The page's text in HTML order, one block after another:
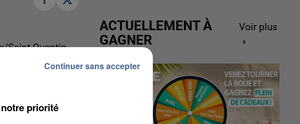
Saint-Quentin-
et dix
déjà un vélo,
la gare. Des
vélo et vous
ACTUELLEMENT À
GAGNER
Voir plus
priorité
Continuer sans accepter